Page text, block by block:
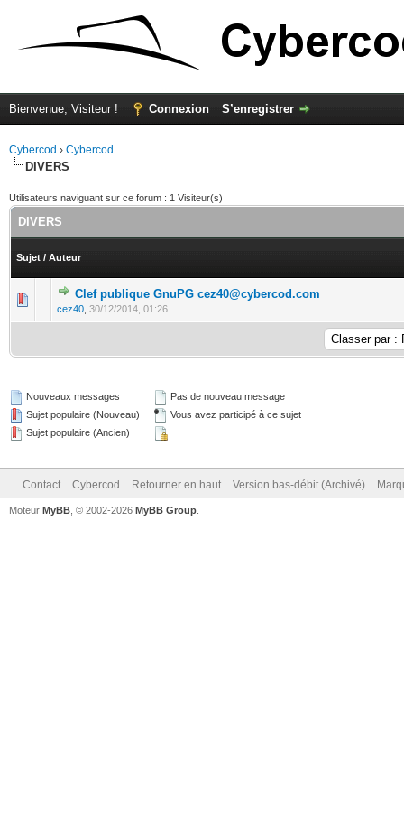
Bienvenue, Visiteur ! Connexion S’enregistrer
Cybercod › Cybercod
DIVERS
Utilisateurs naviguant sur ce forum : 1 Visiteur(s)
DIVERS
Sujet / Auteur
Clef publique GnuPG cez40@cybercod.com
cez40 30/12/2014, 01:26
0 Votes - 0 sur 5 en moyenne
12345
Nouveaux messages
Sujet populaire (Nouveau)
Sujet populaire (Ancien)
Pas de nouveau message
Vous avez participé à ce sujet
Contact Cybercod Retourner en haut Version bas-débit (Archivé)
Moteur MyBB , © 2002-2026 MyBB Group